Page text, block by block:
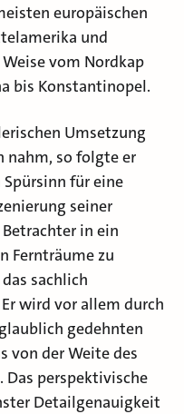
europäischen
und
vom Nordkap
bis Konstantinopel.
Umsetzung
nahm, so folgte er
für eine
seiner
in ein
Fernträume zu
sachlich
wird vor allem durch
gedehnten
von der Weite des
Das perspektivische
Detailgenauigkeit